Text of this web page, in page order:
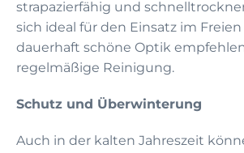
strapazierfähig und
sich ideal für den Einsatz im
dauerhaft schöne Optik
regelmäßige Reinigung.
Schutz und Überwinterung
Auch in der kalten Jahreszeit